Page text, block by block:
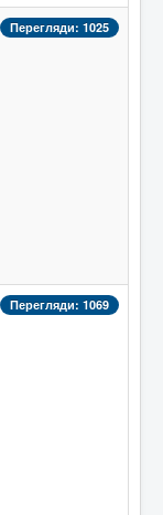
Перегляди: 1025
Перегляди: 1069